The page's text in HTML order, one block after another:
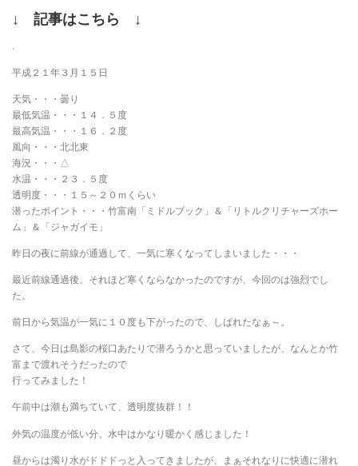
↓ 記事はこちら ↓
.
平成２１年３月１５日
天気・・・曇り
最低気温・・・１４．５度
最高気温・・・１６．２度
風向・・・北北東
海況・・・△
水温・・・２３．５度
透明度・・・１５～２０ｍくらい
潜ったポイント・・・竹富南「ミドルブック」＆「リトルクリチャーズホー
ム」＆「ジャガイモ」
昨日の夜に前線が通過して、一気に寒くなってしまいました・・・
最近前線通過後、それほど寒くならなかったのですが、今回のは強烈でし
た。
前日から気温が一気に１０度も下がったので、しばれたなぁ～。
さて、今日は島影の桜口あたりで潜ろうかと思っていましたが、なんとか竹
富まで渡れそうだったので
行ってみました！
午前中は潮も満ちていて、透明度抜群！！
外気の温度が低い分、水中はかなり暖かく感じました！
昼からは濁り水がドドドっと入ってきましたが、まぁそれなりに快適に潜れ